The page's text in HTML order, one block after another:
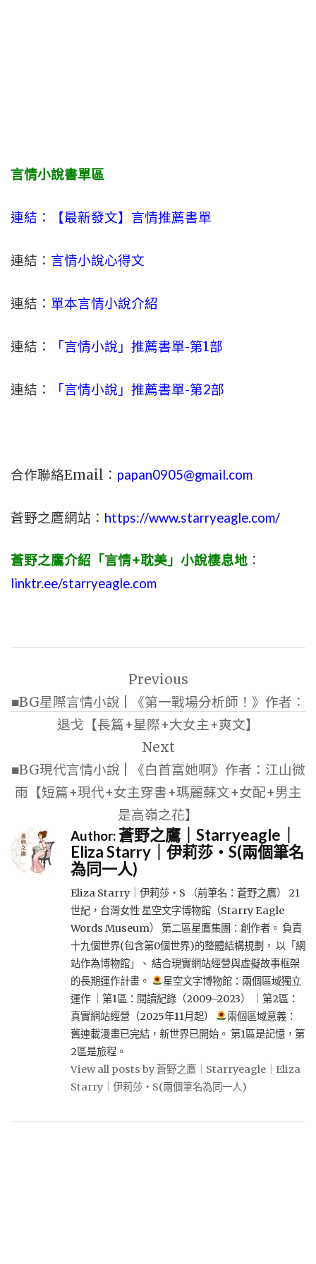
言情小說書單區
連結：【最新發文】 言情推薦書單
連結： 言情小說心得文
連結： 單本言情小說介紹
連結： 「言情小說」推薦書單-第1部
連結： 「言情小說」推薦書單-第2部
合作聯絡Email： papan0905@gmail.com
蒼野之鷹網站： https://www.starryeagle.com/
蒼野之鷹介紹「言情+耽美」小說棲息地 ：
linktr.ee/starryeagle.com
導
Previous
■BG星際言情小說 | 《第一戰場分析師！》作者：
退戈【長篇+星際+大女主+爽文】
Next
■BG現代言情小說 | 《白首富她啊》作者：江山微
雨【短篇+現代+女主穿書+瑪麗蘇文+女配+男主
是高嶺之花】
Author:蒼野之鷹｜Starryeagle｜
Eliza Starry｜伊莉莎・S(兩個筆名
為同一人)
Eliza Starry｜伊莉莎・S （前筆名：蒼野之鷹） 21
世紀，台灣女性 星空文字博物館（Starry Eagle
Words Museum） 第二區星鷹集團：創作者。 負責
十九個世界(包含第0個世界)的整體結構規劃， 以「網
站作為博物館」、 結合現實網站經營與虛擬故事框架
的長期運作計畫。
星空文字博物館：兩個區域獨立
運作 ｜第1區：閱讀紀錄（2009–2023） ｜第2區：
真實網站經營（2025年11月起）
兩個區域意義：
舊連載漫畫已完結，新世界已開始。 第1區是記憶，第
2區是旅程。
View all posts by 蒼野之鷹｜Starryeagle｜Eliza
Starry｜伊莉莎・S(兩個筆名為同一人)